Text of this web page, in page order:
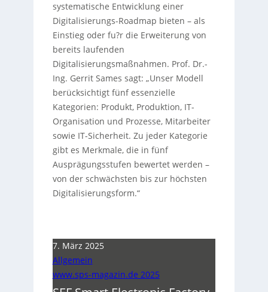
systematische Entwicklung einer
Digitalisierungs-Roadmap bieten – als
Einstieg oder fu?r die Erweiterung von
bereits laufenden
Digitalisierungsmaßnahmen. Prof. Dr.-
Ing. Gerrit Sames sagt: „Unser Modell
berücksichtigt fünf essenzielle
Kategorien: Produkt, Produktion, IT-
Organisation und Prozesse, Mitarbeiter
sowie IT-Sicherheit. Zu jeder Kategorie
gibt es Merkmale, die in fünf
Ausprägungsstufen bewertet werden –
von der schwächsten bis zur höchsten
Digitalisierungsform.“
7. März 2025
Allgemein
www.sps-magazin.de 2025